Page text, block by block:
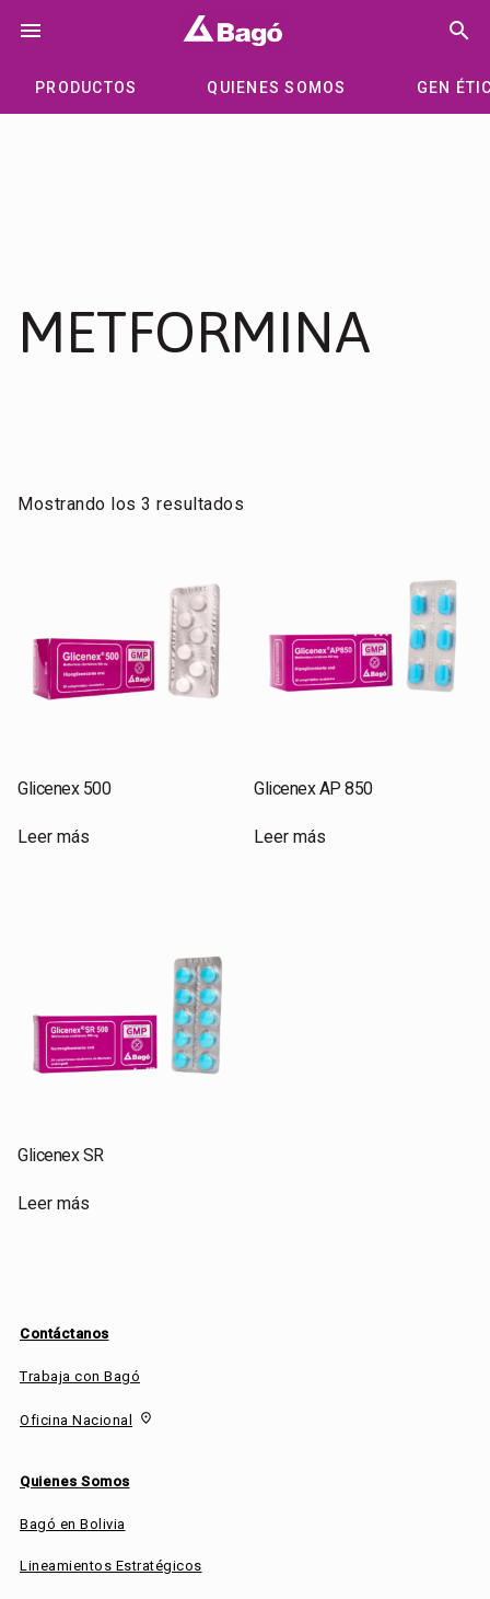
menu search
PRODUCTOS QUIENES SOMOS GEN
METFORMINA
Mostrando los 3 resultados
Glicenex 500
Leer más
Glicenex AP 850
Leer más
Glicenex SR
Leer más
Contáctanos
Trabaja con Bagó
Oficina Nacional fmd_good
Quienes Somos
Bagó en Bolivia
Lineamientos Estratégicos